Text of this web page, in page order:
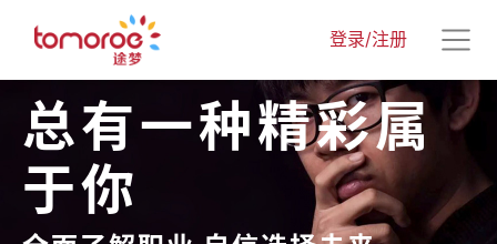
登录/注册
总有一种精彩属
于你